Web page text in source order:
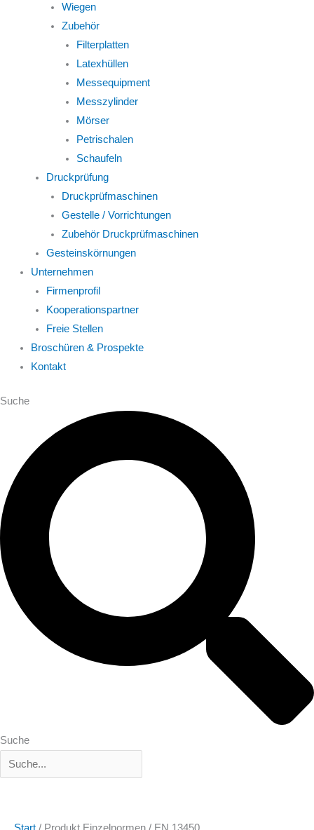
Wiegen
Zubehör
Filterplatten
Latexhüllen
Messequipment
Messzylinder
Mörser
Petrischalen
Schaufeln
Druckprüfung
Druckprüfmaschinen
Gestelle / Vorrichtungen
Zubehör Druckprüfmaschinen
Gesteinskörnungen
Unternehmen
Firmenprofil
Kooperationspartner
Freie Stellen
Broschüren & Prospekte
Kontakt
Suche
Suche